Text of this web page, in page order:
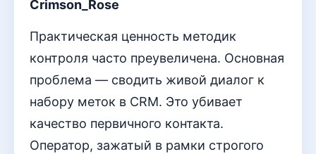
Crimson_Rose
Практическая ценность методик
контроля часто преувеличена. Основная
проблема — сводить живой диалог к
набору меток в CRM. Это убивает
качество первичного контакта.
Оператор, зажатый в рамки строгого